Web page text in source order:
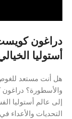
أستوليا
هل أنت مستعد
إلى عالم أستوليا
التحديات والأعداء